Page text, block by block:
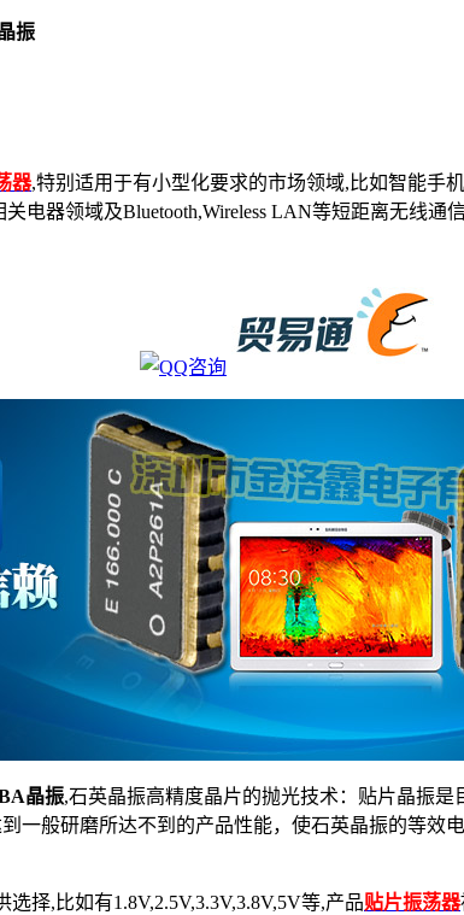
振
器,特别适用于有小型化要求的市场领域,比如智能手
电器领域及Bluetooth,Wireless LAN等短距离无线
晶振,石英晶振高精度晶片的抛光技术：贴片晶振
一般研磨所达不到的产品性能，使石英晶振的等
,比如有1.8V,2.5V,3.3V,3.8V,5V等,产品贴片振荡器